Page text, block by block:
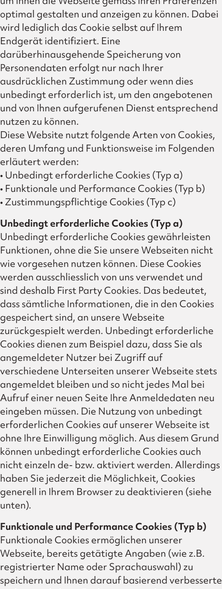
optimal gestalten und anzeigen zu können. Dabei
wird lediglich das Cookie selbst auf Ihrem
Endgerät identifiziert. Eine
darüberhinausgehende Speicherung von
Personendaten erfolgt nur nach Ihrer
ausdrücklichen Zustimmung oder wenn dies
unbedingt erforderlich ist, um den angebotenen
und von Ihnen aufgerufenen Dienst entsprechend
nutzen zu können.
Diese Website nutzt folgende Arten von Cookies,
deren Umfang und Funktionsweise im Folgenden
erläutert werden:
• Unbedingt erforderliche Cookies (Typ a)
• Funktionale und Performance Cookies (Typ b)
• Zustimmungspflichtige Cookies (Typ c)
Unbedingt erforderliche Cookies (Typ a)
Unbedingt erforderliche Cookies gewährleisten
Funktionen, ohne die Sie unsere Webseiten nicht
wie vorgesehen nutzen können. Diese Cookies
werden ausschliesslich von uns verwendet und
sind deshalb First Party Cookies. Das bedeutet,
dass sämtliche Informationen, die in den Cookies
gespeichert sind, an unsere Webseite
zurückgespielt werden. Unbedingt erforderliche
Cookies dienen zum Beispiel dazu, dass Sie als
angemeldeter Nutzer bei Zugriff auf
verschiedene Unterseiten unserer Webseite stets
angemeldet bleiben und so nicht jedes Mal bei
Aufruf einer neuen Seite Ihre Anmeldedaten neu
eingeben müssen. Die Nutzung von unbedingt
erforderlichen Cookies auf unserer Webseite ist
ohne Ihre Einwilligung möglich. Aus diesem Grund
können unbedingt erforderliche Cookies auch
nicht einzeln de- bzw. aktiviert werden. Allerdings
haben Sie jederzeit die Möglichkeit, Cookies
generell in Ihrem Browser zu deaktivieren (siehe
unten).
Funktionale und Performance Cookies (Typ b)
Funktionale Cookies ermöglichen unserer
Webseite, bereits getätigte Angaben (wie z.B.
registrierter Name oder Sprachauswahl) zu
speichern und Ihnen darauf basierend verbesserte